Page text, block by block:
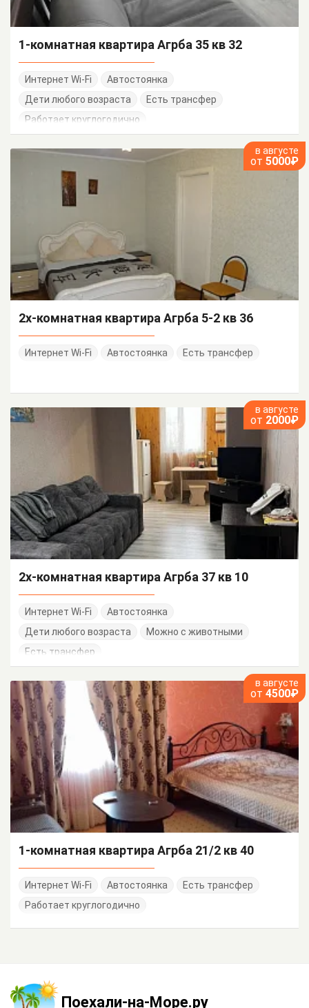
1-комнатная квартира Агрба 35 кв 32
Интернет Wi-Fi
Автостоянка
Дети любого возраста
Есть трансфер
Работает круглогодично
в августе
от 5000₽
2х-комнатная квартира Агрба 5-2 кв 36
Интернет Wi-Fi Автостоянка Есть трансфер
в августе
от 2000₽
2х-комнатная квартира Агрба 37 кв 10
Интернет Wi-Fi
Автостоянка
Дети любого возраста
Можно с животными
Есть трансфер
в августе
от 4500₽
1-комнатная квартира Агрба 21/2 кв 40
Интернет Wi-Fi Автостоянка
Есть трансфер
Работает круглогодично
Поехали-на-Море.ру